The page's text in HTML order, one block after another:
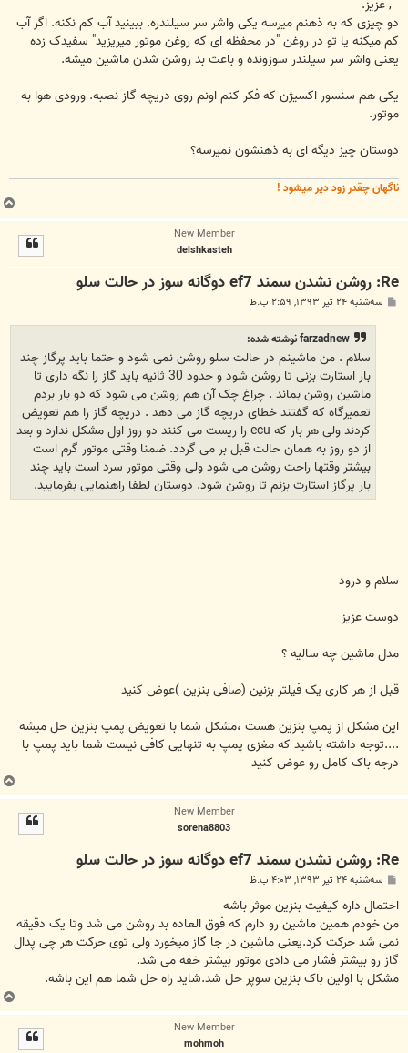
, عزیز.
دو چیزی که به ذهنم میرسه یکی واشر سر سیلندره. ببینید آب کم نکنه. اگر آب
کم میکنه یا تو در روغن "در محفظه ای که روغن موتور میریزید" سفیدک زده
یعنی واشر سر سیلندر سوزونده و باعث بد روشن شدن ماشین میشه.
یکی هم سنسور اکسیژن که فکر کنم اونم روی دریچه گاز نصبه. ورودی هوا به
موتور.
دوستان چیز دیگه ای به ذهنشون نمیرسه؟
ناگهان چقدر زود دیر میشود !
ب
ا
New Member
delshkasteh
Re: روشن نشدن سمند ef7 دوگانه سوز در حالت سلو
پ سه‌شنبه ۲۴ تیر ۱۳۹۳, ۲:۵۹ ب.ظ
farzadnew نوشته شده:
سلام . من ماشینم در حالت سلو روشن نمی شود و حتما باید پرگاز چند
بار استارت بزنی تا روشن شود و حدود 30 ثانیه باید گاز را نگه داری تا
ماشین روشن بماند . چراغ چک آن هم روشن می شود که دو بار بردم
تعمیرگاه که گفتند خطای دریچه گاز می دهد . دریچه گاز را هم تعویض
کردند ولی هر بار که ecu را ریست می کنند دو روز اول مشکل ندارد و بعد
از دو روز به همان حالت قبل بر می گردد. ضمنا وقتی موتور گرم است
بیشتر وقتها راحت روشن می شود ولی وقتی موتور سرد است باید چند
بار پرگاز استارت بزنم تا روشن شود. دوستان لطفا راهنمایی بفرمایید.
سلام و درود
دوست عزیز
مدل ماشین چه سالیه ؟
قبل از هر کاری یک فیلتر بزنین (صافی بنزین )عوض کنید
این مشکل از پمپ بنزین هست ،مشکل شما با تعویض پمپ بنزین حل میشه
....توجه داشته باشید که مغزی پمپ به تنهایی کافی نیست شما باید پمپ با
درجه باک کامل رو عوض کنید
ب
ا
New Member
sorena8803
Re: روشن نشدن سمند ef7 دوگانه سوز در حالت سلو
پ
ت
سه‌شنبه ۲۴ تیر ۱۳۹۳, ۴:۰۳ ب.ظ
احتمال داره کیفیت بنزین موثر باشه
من خودم همین ماشین رو دارم که فوق العاده بد روشن می شد وتا یک دقیقه
نمی شد حرکت کرد.یعنی ماشین در جا گاز میخورد ولی توی حرکت هر چی پدال
گاز رو بیشتر فشار می دادی موتور بیشتر خفه می شد.
مشکل با اولین باک بنزین سوپر حل شد.شاید راه حل شما هم این باشه.
ب
ا
New Member
mohmoh